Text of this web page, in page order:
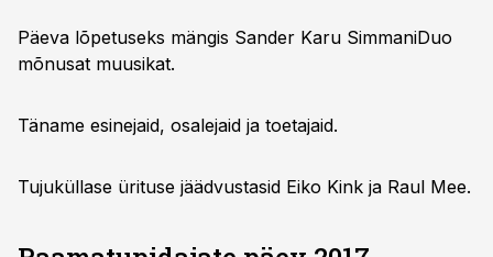
Päeva lõpetuseks mängis Sander Karu SimmaniDuo
mõnusat muusikat.
Täname esinejaid, osalejaid ja toetajaid.
Tujuküllase ürituse jäädvustasid Eiko Kink ja Raul Mee.